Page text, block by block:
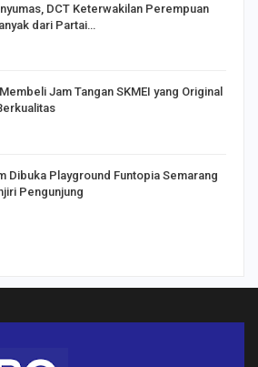
DCT Keterwakilan Perempuan
dari Partai…
Jam Tangan SKMEI yang Original
Dibuka Playground Funtopia Semarang
Pengunjung